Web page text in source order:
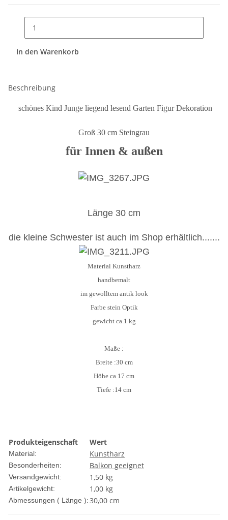
In den Warenkorb
Beschreibung
schönes Kind Junge liegend lesend Garten Figur Dekoration
Groß 30 cm Steingrau
für Innen & außen
Länge 30 cm
die kleine Schwester ist auch im Shop erhältlich.......
Material Kunstharz
handbemalt
im gewolltem antik look
Farbe stein Optik
gewicht ca.1 kg
Maße :
Breite :30 cm
Höhe ca 17 cm
Tiefe :14 cm
Produkteigenschaft Wert
Material: Kunstharz
Besonderheiten: Balkon geeignet
Versandgewicht: 1,50 kg
Artikelgewicht: 1,00 kg
Abmessungen ( Länge ):30,00 cm